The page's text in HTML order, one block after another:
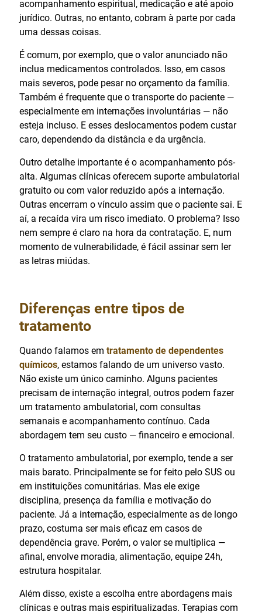
acompanhamento espiritual, medicação e até apoio
jurídico. Outras, no entanto, cobram à parte por cada
uma dessas coisas.
É comum, por exemplo, que o valor anunciado não
inclua medicamentos controlados. Isso, em casos
mais severos, pode pesar no orçamento da família.
Também é frequente que o transporte do paciente —
especialmente em internações involuntárias — não
esteja incluso. E esses deslocamentos podem custar
caro, dependendo da distância e da urgência.
Outro detalhe importante é o acompanhamento pós-
alta. Algumas clínicas oferecem suporte ambulatorial
gratuito ou com valor reduzido após a internação.
Outras encerram o vínculo assim que o paciente sai. E
aí, a recaída vira um risco imediato. O problema? Isso
nem sempre é claro na hora da contratação. E, num
momento de vulnerabilidade, é fácil assinar sem ler
as letras miúdas.
Diferenças entre tipos de
tratamento
Quando falamos em tratamento de dependentes
químicos, estamos falando de um universo vasto.
Não existe um único caminho. Alguns pacientes
precisam de internação integral, outros podem fazer
um tratamento ambulatorial, com consultas
semanais e acompanhamento contínuo. Cada
abordagem tem seu custo — financeiro e emocional.
O tratamento ambulatorial, por exemplo, tende a ser
mais barato. Principalmente se for feito pelo SUS ou
em instituições comunitárias. Mas ele exige
disciplina, presença da família e motivação do
paciente. Já a internação, especialmente as de longo
prazo, costuma ser mais eficaz em casos de
dependência grave. Porém, o valor se multiplica —
afinal, envolve moradia, alimentação, equipe 24h,
estrutura hospitalar.
Além disso, existe a escolha entre abordagens mais
clínicas e outras mais espiritualizadas. Terapias com